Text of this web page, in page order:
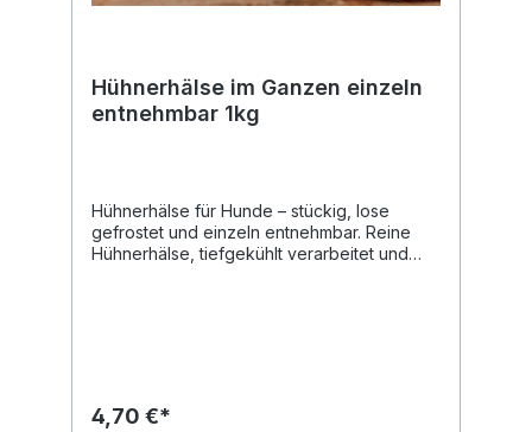
Hühnerhälse im Ganzen einzeln
entnehmbar 1kg
Hühnerhälse für Hunde – stückig, lose
gefrostet und einzeln entnehmbar. Reine
Hühnerhälse, tiefgekühlt verarbeitet und
bzw. Calcium-Anteils in der Ration
4,70 €*